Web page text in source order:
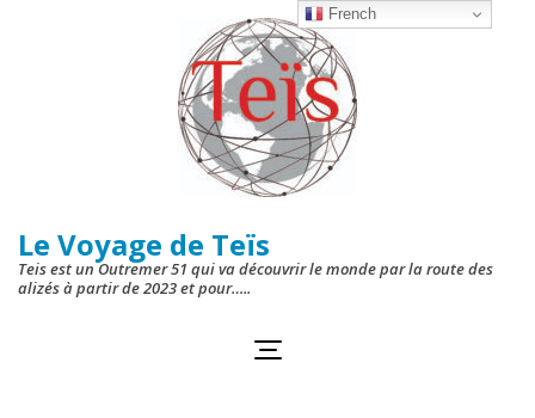
Le Voyage de Teïs
Teis est un Outremer 51 qui va découvrir le monde par la route des
alizés à partir de 2023 et pour…..
French